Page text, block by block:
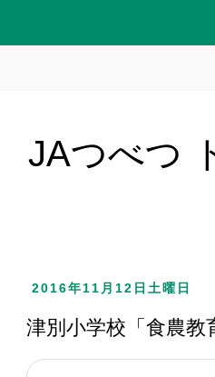
JAつべつ
2016年11月12日土曜日
津別小学校「食農教